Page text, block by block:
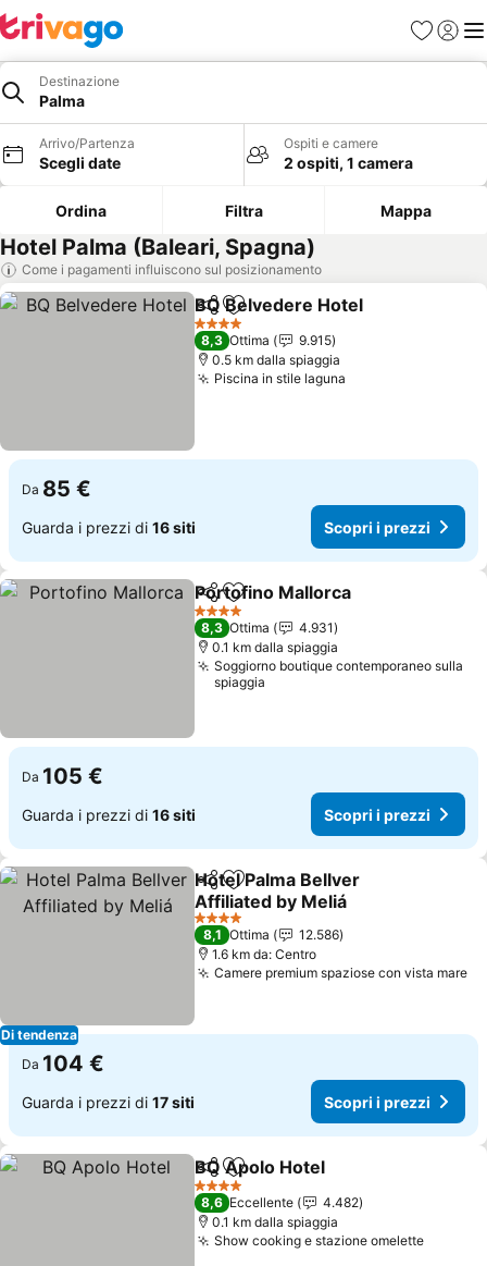
PreferitiAccedi
Destinazione
Palma
Arrivo/Partenza
Scegli date
Ospiti e camere
2 ospiti, 1 camera
Ordina Filtra Mappa
Hotel Palma (Baleari, Spagna)
Come i pagamenti influiscono sul posizionamento
CondividiAggiungi ai preferiti
BQ Belvedere Hotel
4 Stelle
8,3 Ottima
9.915
0.5 km dalla spiaggia
Piscina in stile laguna
Da 85 €
Guarda i prezzi di 16 siti Scopri i prezzi
CondividiAggiungi ai preferiti
Portofino Mallorca
4 Stelle
8,3 Ottima
4.931
0.1 km dalla spiaggia
Soggiorno boutique contemporaneo sulla
spiaggia
Da 105 €
Guarda i prezzi di 16 siti Scopri i prezzi
Di tendenza
CondividiAggiungi ai preferiti
Hotel Palma Bellver
Affiliated by Meliá
Scopri i prezzi
4 Stelle
8,1 Ottima
12.586
1.6 km da: Centro
Camere premium spaziose con vista mare
Da 104 €
Guarda i prezzi di 17 siti Scopri i prezzi
CondividiAggiungi ai preferiti
BQ Apolo Hotel
4 Stelle
8,6 Eccellente
4.482
0.1 km dalla spiaggia
Show cooking e stazione omeletteScopri